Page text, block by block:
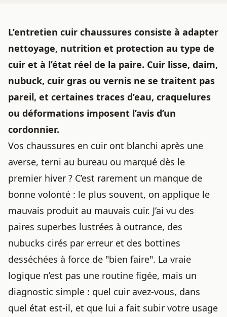
L’entretien cuir chaussures consiste à adapter
nettoyage, nutrition et protection au type de
cuir et à l’état réel de la paire. Cuir lisse, daim,
nubuck, cuir gras ou vernis ne se traitent pas
pareil, et certaines traces d’eau, craquelures
ou déformations imposent l’avis d’un
cordonnier.
Vos chaussures en cuir ont blanchi après une
averse, terni au bureau ou marqué dès le
premier hiver ? C’est rarement un manque de
bonne volonté : le plus souvent, on applique le
mauvais produit au mauvais cuir. J’ai vu des
paires superbes lustrées à outrance, des
nubucks cirés par erreur et des bottines
desséchées à force de "bien faire". La vraie
logique n’est pas une routine figée, mais un
diagnostic simple : quel cuir avez-vous, dans
quel état est-il, et que lui a fait subir votre usage